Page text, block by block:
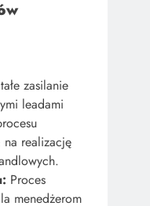
zasilanie
leadami
na realizację
Proces
menedżerom